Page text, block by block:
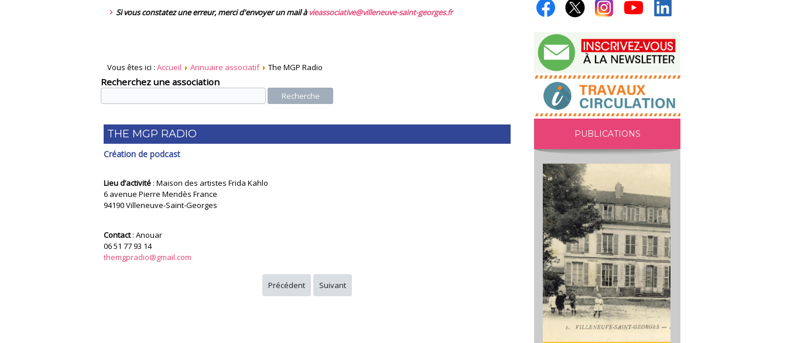
Si vous constatez une erreur, merci d'envoyer un mail àvieassociative@villeneuve-saint-georges.fr
Vous êtes ici : Accueil Annuaire associatif The MGP Radio
Recherchez une association
Recherche
THE MGP RADIO
Création de podcast
Lieu d’activité : Maison des artistes Frida Kahlo
6 avenue Pierre Mendès France
94190 Villeneuve-Saint-Georges
Contact: Anouar
06 51 77 93 14
themgpradio@gmail.com
Précédent Suivant
PUBLICATIONS